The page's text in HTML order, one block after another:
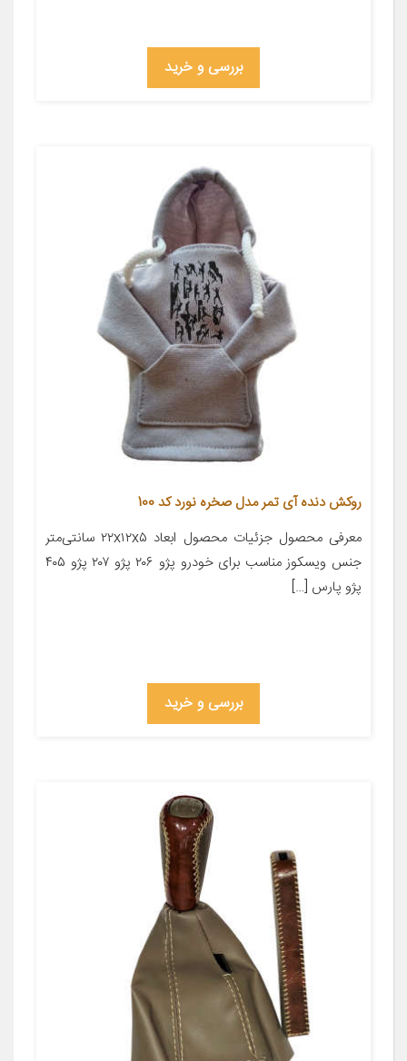
بررسی و خرید
روکش دنده آی تمر مدل صخره نورد کد 100
معرفی محصول جزئیات محصول ابعاد ۲۲x۱۲x۵ سانتی‌متر
جنس ویسکوز مناسب برای خودرو پژو ۲۰۶ پژو ۲۰۷ پژو ۴۰۵
پژو پارس […]
بررسی و خرید